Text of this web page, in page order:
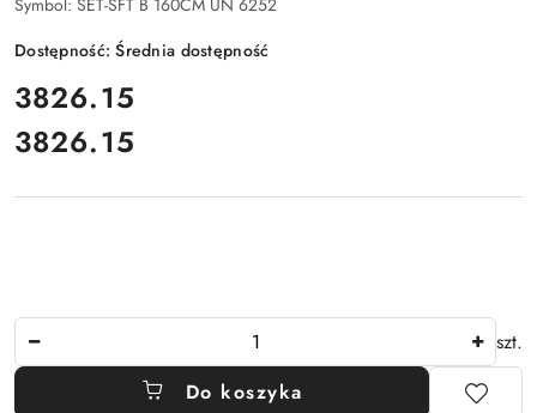
Symbol: SET-SFT B 160CM UN 6252
Dostępność:Średnia dostępność
cena:
3826.15
Cena:
3826.15
szt.
Do koszyka